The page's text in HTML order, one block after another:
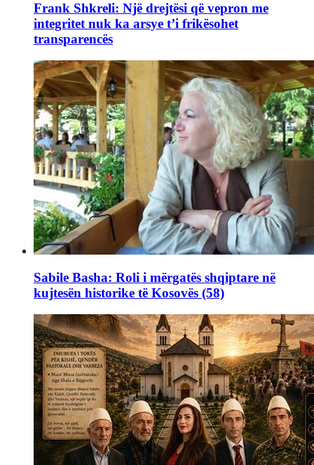
Frank Shkreli: Një drejtësi që vepron me
integritet nuk ka arsye t’i frikësohet
transparencës
Sabile Basha: Roli i mërgatës shqiptare në
kujtesën historike të Kosovës (58)